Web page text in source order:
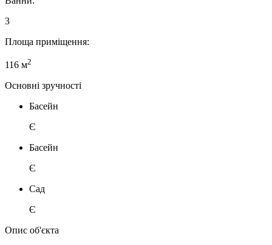
3
Площа приміщення:
116 м2
Основні зручності
Басейн
Є
Басейн
Є
Сад
Є
Опис об'єкта